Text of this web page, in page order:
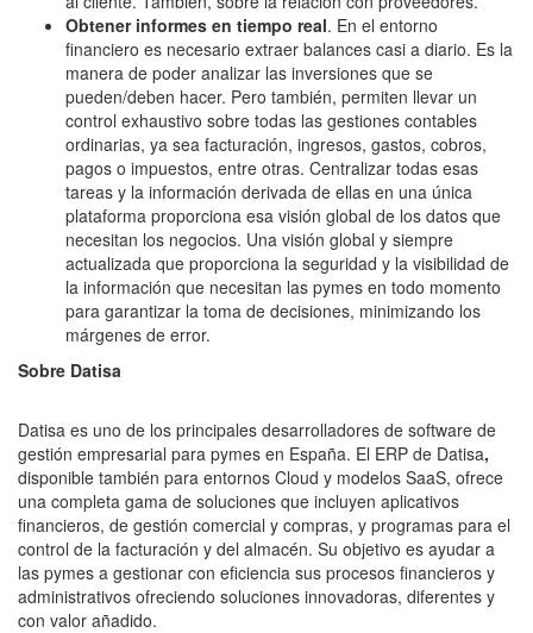
Obtener informes en tiempo real. En el entorno
financiero es necesario extraer balances casi a diario. Es la
manera de poder analizar las inversiones que se
pueden/deben hacer. Pero también, permiten llevar un
control exhaustivo sobre todas las gestiones contables
ordinarias, ya sea facturación, ingresos, gastos, cobros,
pagos o impuestos, entre otras. Centralizar todas esas
tareas y la información derivada de ellas en una única
plataforma proporciona esa visión global de los datos que
necesitan los negocios. Una visión global y siempre
actualizada que proporciona la seguridad y la visibilidad de
la información que necesitan las pymes en todo momento
para garantizar la toma de decisiones, minimizando los
márgenes de error.
Sobre Datisa
Datisa es uno de los principales desarrolladores de software de
gestión empresarial para pymes en España. El ERP de Datisa,
disponible también para entornos Cloud y modelos SaaS, ofrece
una completa gama de soluciones que incluyen aplicativos
financieros, de gestión comercial y compras, y programas para el
control de la facturación y del almacén. Su objetivo es ayudar a
las pymes a gestionar con eficiencia sus procesos financieros y
administrativos ofreciendo soluciones innovadoras, diferentes y
con valor añadido.